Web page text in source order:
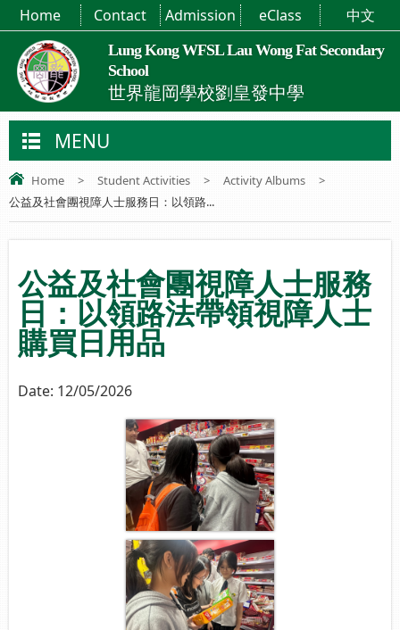
Lung Kong WFSL Lau Wong Fat Secondary
School
世界龍岡學校劉皇發中學
Home Contact Admission eClass 中文
MENU
Home > Student Activities > Activity Albums
>
公益及社會團視障人士服務日：以領路...
公益及社會團視障人士服務
日：以領路法帶領視障人士
購買日用品
Date: 12/05/2026